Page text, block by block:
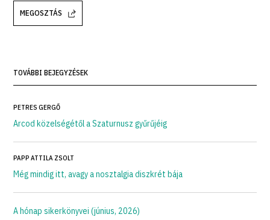
MEGOSZTÁS
TOVÁBBI BEJEGYZÉSEK
PETRES GERGŐ
Arcod közelségétől a Szaturnusz gyűrűjéig
PAPP ATTILA ZSOLT
Még mindig itt, avagy a nosztalgia diszkrét bája
A hónap sikerkönyvei (június, 2026)